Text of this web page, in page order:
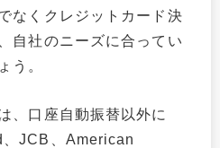
なくクレジットカード決
自社のニーズに合ってい
う。
、口座自動振替以外に
JCB、American